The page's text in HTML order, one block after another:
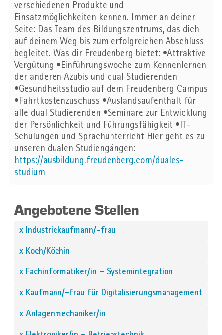
verschiedenen Produkte und
Einsatzmöglichkeiten kennen. Immer an deiner
Seite: Das Team des Bildungszentrums, das dich
auf deinem Weg bis zum erfolgreichen Abschluss
begleitet. Was dir Freudenberg bietet: •Attraktive
Vergütung •Einführungswoche zum Kennenlernen
der anderen Azubis und dual Studierenden
•Gesundheitsstudio auf dem Freudenberg Campus
•Fahrtkostenzuschuss •Auslandsaufenthalt für
alle dual Studierenden •Seminare zur Entwicklung
der Persönlichkeit und Führungsfähigkeit •IT-
Schulungen und Sprachunterricht Hier geht es zu
unseren dualen Studiengängen:
https://ausbildung.freudenberg.com/duales-
studium
Angebotene Stellen
x Industriekaufmann/-frau
x Koch/Köchin
x Fachinformatiker/in – Systemintegration
x Kaufmann/-frau für Digitalisierungsmanagement
x Anlagenmechaniker/in